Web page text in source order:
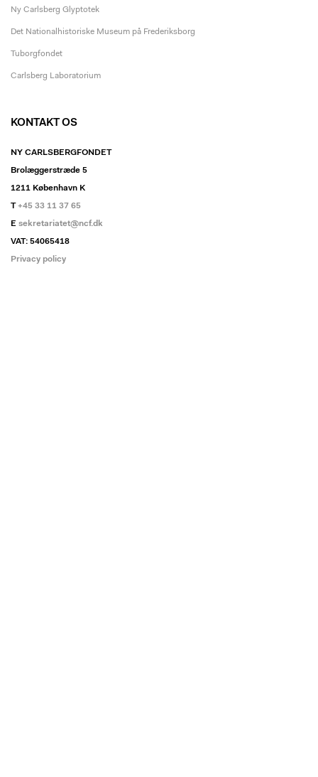
Ny Carlsberg Glyptotek
Det Nationalhistoriske Museum på Frederiksborg
Tuborgfondet
Carlsberg Laboratorium
KONTAKT OS
NY CARLSBERGFONDET
Brolæggerstræde 5
1211 København K
T +45 33 11 37 65
E sekretariatet@ncf.dk
VAT: 54065418
Privacy policy